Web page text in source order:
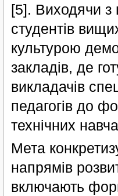
[5]. Виходячи з
студентів
культурою
закладів, де
викладачів
педагогів до
технічних
Мета
напрямів
включають